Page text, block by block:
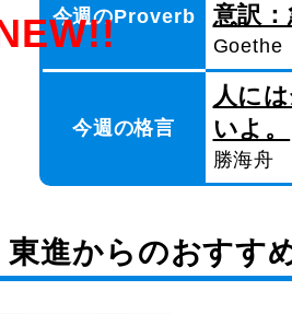
今週のProverb
意訳
Goethe
今週の格言
人に
いよ。
勝海舟
東進からのおすす